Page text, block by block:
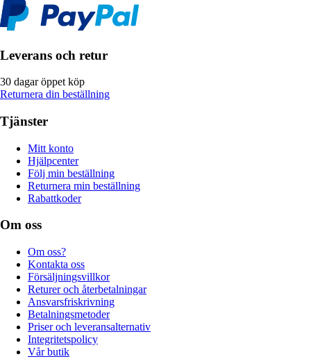
Leverans och retur
30 dagar öppet köp
Returnera din beställning
Tjänster
Mitt konto
Hjälpcenter
Följ min beställning
Returnera min beställning
Rabattkoder
Om oss
Om oss?
Kontakta oss
Försäljningsvillkor
Returer och återbetalningar
Ansvarsfriskrivning
Betalningsmetoder
Priser och leveransalternativ
Integritetspolicy
Vår butik